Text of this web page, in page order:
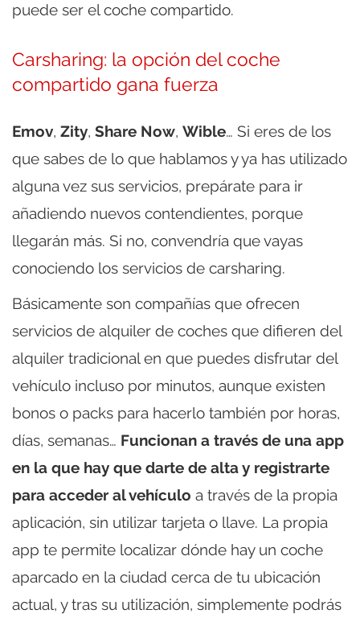
puede ser el coche compartido.
Carsharing: la opción del coche
compartido gana fuerza
Emov, Zity, Share Now, Wible… Si eres de los
que sabes de lo que hablamos y ya has utilizado
alguna vez sus servicios, prepárate para ir
añadiendo nuevos contendientes, porque
llegarán más. Si no, convendría que vayas
conociendo los servicios de carsharing.
Básicamente son compañías que ofrecen
servicios de alquiler de coches que difieren del
alquiler tradicional en que puedes disfrutar del
vehículo incluso por minutos, aunque existen
bonos o packs para hacerlo también por horas,
días, semanas… Funcionan a través de una app
en la que hay que darte de alta y registrarte
para acceder al vehículo a través de la propia
aplicación, sin utilizar tarjeta o llave. La propia
app te permite localizar dónde hay un coche
aparcado en la ciudad cerca de tu ubicación
actual, y tras su utilización, simplemente podrás